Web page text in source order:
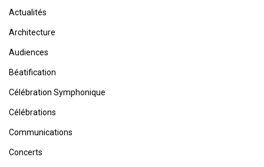
Actualités
Architecture
Audiences
Béatification
Célébration Symphonique
Célébrations
Communications
Concerts